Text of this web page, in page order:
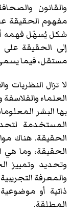
والقانون
مفهوم الحقيقة
شكل يُسهّل فهمه
إلى الحقيقة على
مستقل، فيما يسمى
لا تزال النظريات
العلماء والفلاسفة
بها البشر
المستخدمة
الحقيقة. هناك
الحقيقة، وما هي
وتحديد وتمييز
والمعرفة
ذاتية أو
المطلقة.